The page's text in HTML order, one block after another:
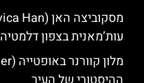
עות’מאנית בצפון דלמטיה